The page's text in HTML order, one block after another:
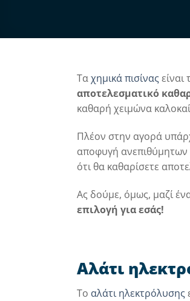
Ταχημικά πισίνας
αποτελεσματικό
καθαρή χειμώνα
Πλέον στην αγορά
αποφυγή
ότι θα καθαρίσετε
Ας δούμε, όμως, μαζί
επιλογή για εσάς!
Αλάτι
Το αλάτι ηλεκτρόλυσης